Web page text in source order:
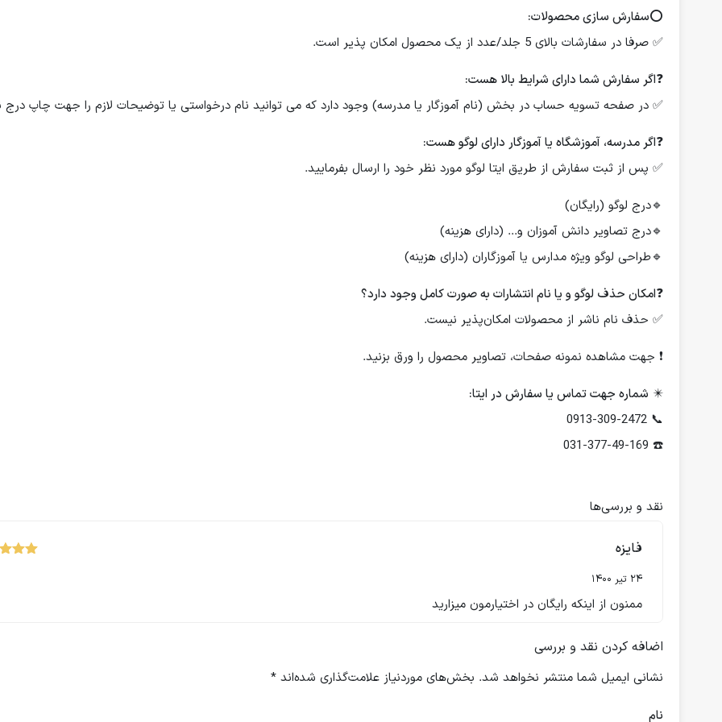
⭕️سفارش سازی محصولات:
✅ صرفا در سفارشات بالای 5 جلد/عدد از یک محصول امکان پذیر است.
❓اگر سفارش شما دارای شرایط بالا هست:
✅ در صفحه تسویه حساب در بخش (نام آموزگار یا مدرسه) وجود دارد که می توانید نام درخواستی یا توضیحات لازم را جهت چاپ درج
❓اگر مدرسه، آموزشگاه یا آموزگار دارای لوگو هست:
✅ پس از ثبت سفارش از طریق ایتا لوگو مورد نظر خود را ارسال بفرمایید.
🔹درج لوگو (رایگان)
🔹درج تصاویر دانش آموزان و... (دارای هزینه)
🔹طراحی لوگو ویژه مدارس یا آموزگاران (دارای هزینه)
❓امکان حذف لوگو و یا نام انتشارات به صورت کامل وجود دارد؟
✅ حذف نام ناشر از محصولات امکان‌پذیر نیست.
❗️ جهت مشاهده نمونه صفحات، تصاویر محصول را ورق بزنید.
✴️ شماره جهت تماس یا سفارش در ایتا:
📞 0913-309-2472
☎️ 031-377-49-169
نقد و بررسی‌ها
فایزه
24 تیر 1400
ممنون از اینکه رایگان در اختیارمون میزارید
اضافه کردن نقد و بررسی
نشانی ایمیل شما منتشر نخواهد شد. بخش‌های موردنیاز علامت‌گذاری شده‌اند*
نام